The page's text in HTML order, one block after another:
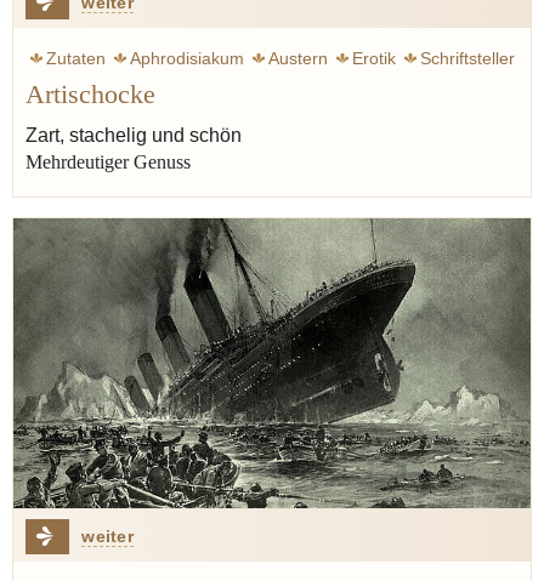
Zutaten Aphrodisiakum Austern Erotik
Schriftsteller
Artischocke
Zart, stachelig und schön
Mehrdeutiger Genuss
weiter